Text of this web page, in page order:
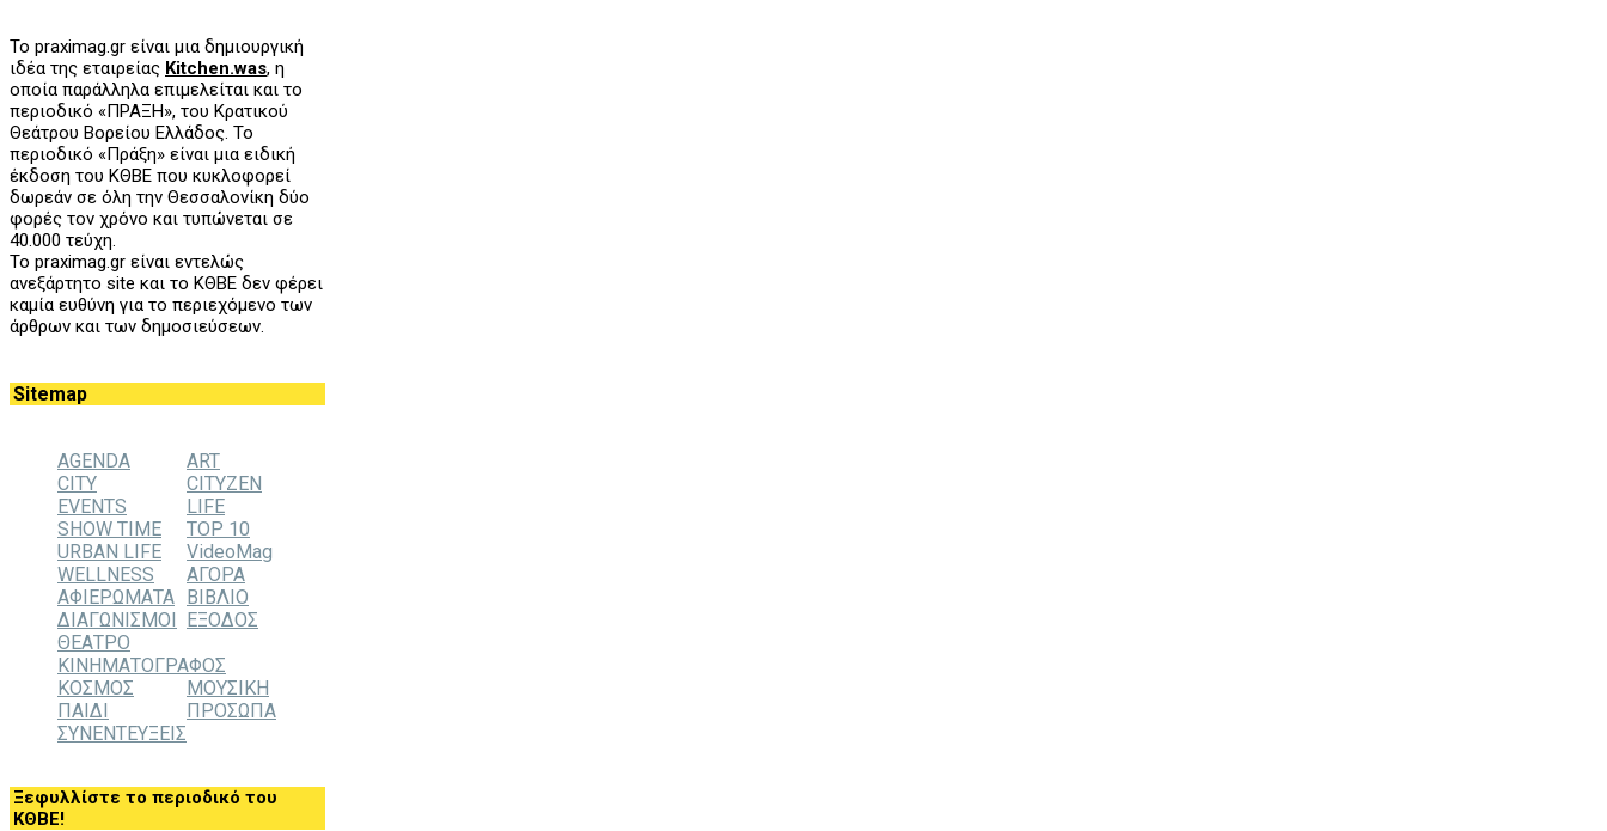
Το praximag.gr είναι μια δημιουργική
ιδέα της εταιρείας Kitchen.was, η
οποία παράλληλα επιμελείται και το
περιοδικό «ΠΡΑΞΗ», του Kρατικού
Θεάτρου Βορείου Ελλάδος. Το
περιοδικό «Πράξη» είναι μια ειδική
έκδοση του ΚΘΒΕ που κυκλοφορεί
δωρεάν σε όλη την Θεσσαλονίκη δύο
φορές τον χρόνο και τυπώνεται σε
40.000 τεύχη.
Το praximag.gr είναι εντελώς
ανεξάρτητο site και το ΚΘΒΕ δεν φέρει
καμία ευθύνη για το περιεχόμενο των
άρθρων και των δημοσιεύσεων.
Sitemap
AGENDA
ART
CITY
CITYZEN
EVENTS
LIFE
SHOW TIME
TOP 10
URBAN LIFE
VideoMag
WELLNESS
ΑΓΟΡΑ
ΑΦΙΕΡΩΜΑΤΑ ΒΙΒΛΙΟ
ΔΙΑΓΩΝΙΣΜΟΙ ΕΞΟΔΟΣ
ΘΕΑΤΡΟ
ΚΙΝΗΜΑΤΟΓΡΑΦΟΣ
ΚΟΣΜΟΣ
ΜΟΥΣΙΚΗ
ΠΑΙΔΙ
ΠΡΟΣΩΠΑ
ΣΥΝΕΝΤΕΥΞΕΙΣ
Ξεφυλλίστε το περιοδικό του
ΚΘΒΕ!